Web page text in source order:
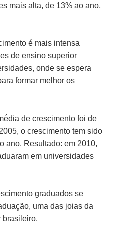
mais alta, de 13% ao ano,
é mais intensa
de ensino superior
onde se espera
formar melhor os
de crescimento foi de
o crescimento tem sido
ano. Resultado: em 2010,
em universidades
graduados se
uma das joias da
brasileiro.